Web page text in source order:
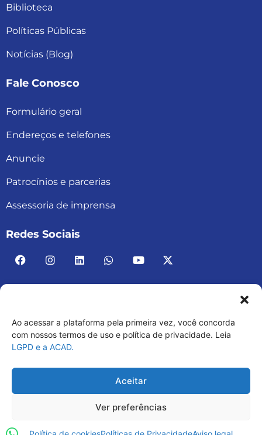
Ao acessar a plataforma pela primeira vez, você concorda
com nossos termos de uso e política de privacidade. Leia
LGPD e a ACAD.
Aceitar
Ver preferências
Biblioteca
Políticas Públicas
Notícias (Blog)
Fale Conosco
Formulário geral
Endereços e telefones
Anuncie
Patrocínios e parcerias
Assessoria de imprensa
Redes Sociais
ACAD BRASIL – ASSOCIAÇÃO BRASILEIRA DE